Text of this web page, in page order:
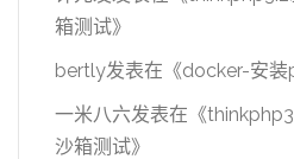
箱测试》
bertly发表在《docker-安装
一米八六发表在《
沙箱测试》